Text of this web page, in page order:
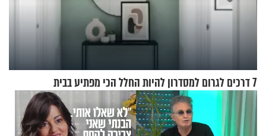
7 דרכים לגרום למסדרון להיות החלל הכי מפתיע בבית